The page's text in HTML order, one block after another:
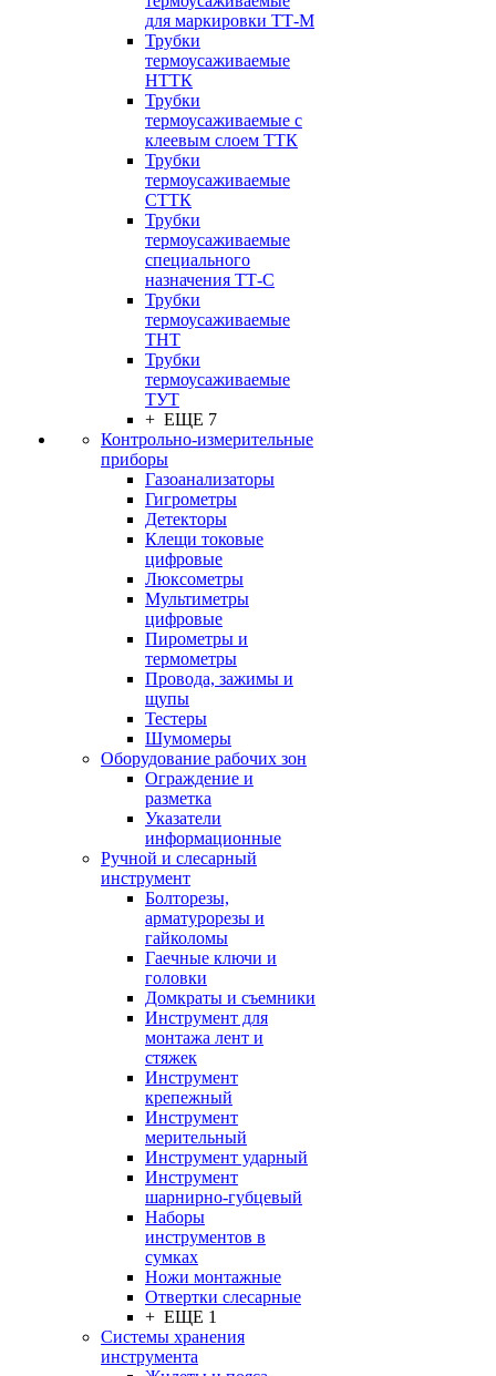
для маркировки ТТ-М
Трубки
термоусаживаемые
НTТК
Трубки
термоусаживаемые с
клеевым слоем TТК
Трубки
термоусаживаемые
СTТК
Трубки
термоусаживаемые
специального
назначения ТТ-С
Трубки
термоусаживаемые
ТНТ
Трубки
термоусаживаемые
ТУТ
+ ЕЩЕ 7
Контрольно-измерительные
приборы
Газоанализаторы
Гигрометры
Детекторы
Клещи токовые
цифровые
Люксометры
Мультиметры
цифровые
Пирометры и
термометры
Провода, зажимы и
щупы
Тестеры
Шумомеры
Оборудование рабочих зон
Ограждение и
разметка
Указатели
информационные
Ручной и слесарный
инструмент
Болторезы,
арматурорезы и
гайколомы
Гаечные ключи и
головки
Домкраты и съемники
Инструмент для
монтажа лент и
стяжек
Инструмент
крепежный
Инструмент
мерительный
Инструмент ударный
Инструмент
шарнирно-губцевый
Наборы
инструментов в
сумках
Ножи монтажные
Отвертки слесарные
+ ЕЩЕ 1
Системы хранения
инструмента